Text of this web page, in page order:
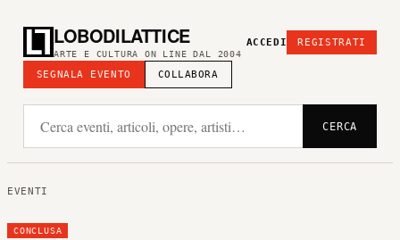
LOBODILATTICE
ARTE E CULTURA ON LINE DAL 2004
SEGNALA EVENTO COLLABORA
ACCEDI REGISTRATI
CERCA
EVENTI
CONCLUSA